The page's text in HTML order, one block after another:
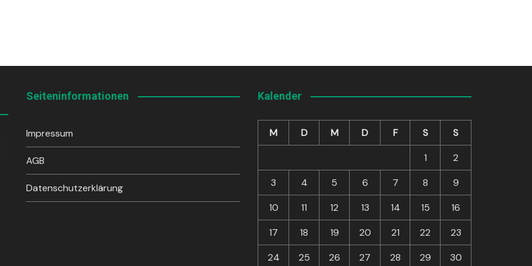
Seiteninformationen
Impressum
AGB
Datenschutzerklärung
Kalender
M D M D F S
S
1
2
3
4 5 6 7 8
9
10
11 12 13 14 15
16
17
18 19 20 21 22
23
24
25 26 27 28 29 30